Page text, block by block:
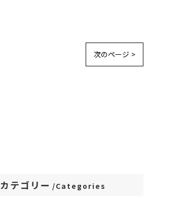
次のページ >
カテゴリー Categories